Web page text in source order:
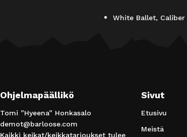
White Ballet,
Ohjelmapäällikö
Tomi ”Hyeena” Honkasalo
demot@barloose.com
Kaikki keikat/keikkatarjoukset tulee
Sivut
Etusivu
Meistä